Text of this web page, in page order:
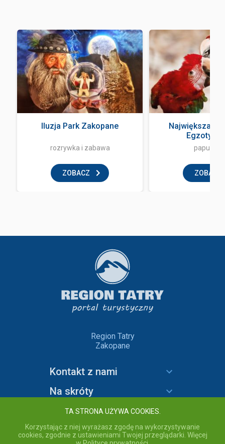
Iluzja Park Zakopane
rozrywka i zabawa
ZOBACZ
Największa
ZOBACZ
Region Tatry
Zakopane
Kontakt z nami
Na skróty
Informacje
TA STRONA UŻYWA COOKIES.
Korzystając z niej wyrażasz zgodę na wykorzystywanie
cookies, zgodnie z ustawieniami Twojej przeglądarki. Więcej